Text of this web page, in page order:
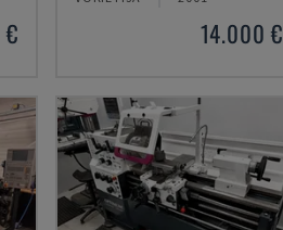
14.000 €